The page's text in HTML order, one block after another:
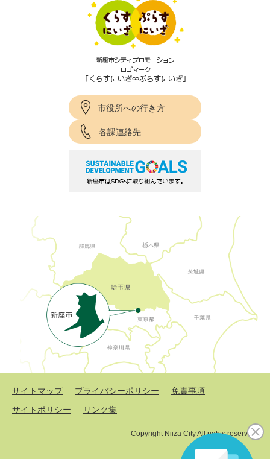
市役所への行き方
各課連絡先
サイトマップ プライバシーポリシー
免責事項
サイトポリシー
リンク集
Copyright Niiza City All rights reserved.